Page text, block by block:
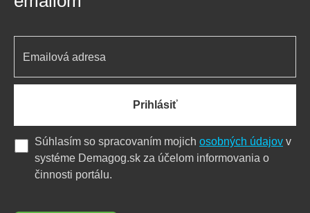
Prihlásiť
Súhlasím so spracovaním mojich osobných údajov v
systéme Demagog.sk za účelom informovania o
činnosti portálu.